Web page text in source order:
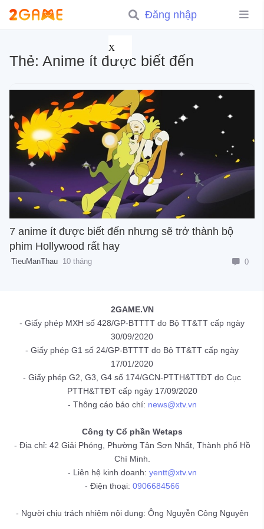
Đăng nhập
X
Thẻ: Anime ít được biết đến
7 anime ít được biết đến nhưng sẽ trở thành bộ
phim Hollywood rất hay
TieuManThau 10 tháng 0
2GAME.VN
- Giấy phép MXH số 428/GP-BTTTT do Bộ TT&TT cấp ngày
30/09/2020
- Giấy phép G1 số 24/GP-BTTTT do Bộ TT&TT cấp ngày
17/01/2020
- Giấy phép G2, G3, G4 số 174/GCN-PTTH&TTĐT do Cục
PTTH&TTĐT cấp ngày 17/09/2020
- Thông cáo báo chí: news@xtv.vn
Công ty Cổ phần Wetaps
- Địa chỉ: 42 Giải Phóng, Phường Tân Sơn Nhất, Thành phố Hồ
Chí Minh.
- Liên hệ kinh doanh: yentt@xtv.vn
- Điện thoại: 0906684566
- Người chịu trách nhiệm nội dung: Ông Nguyễn Công Nguyên